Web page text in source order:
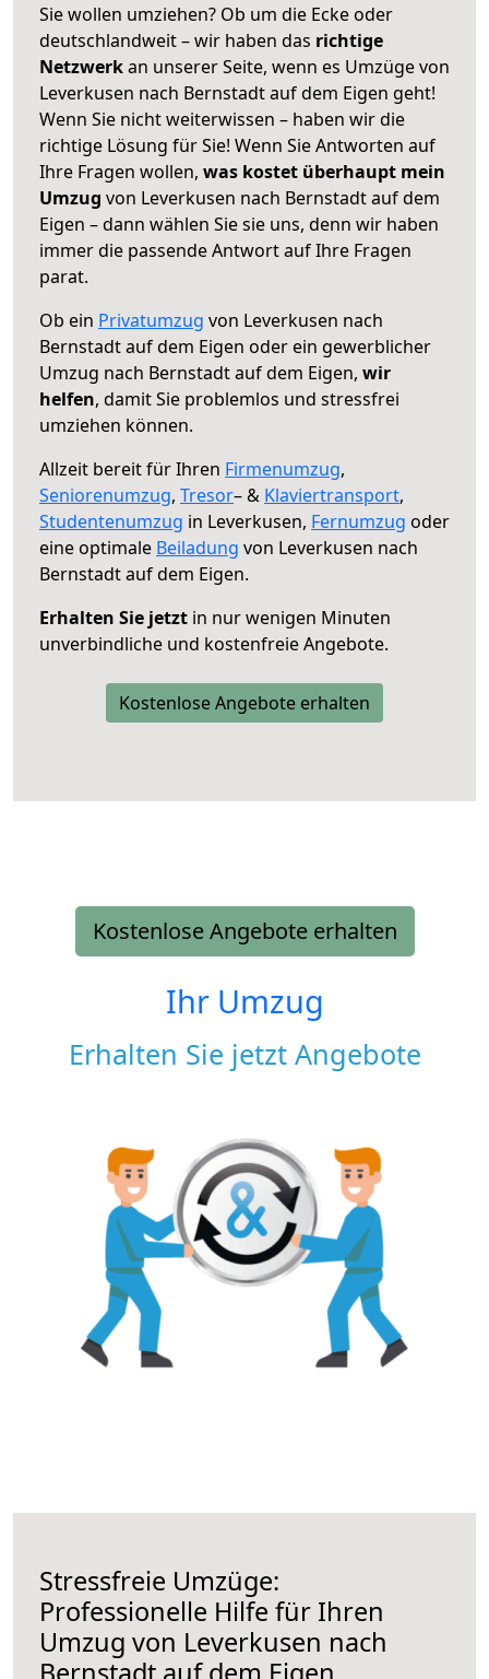
Sie wollen umziehen? Ob um die Ecke oder
deutschlandweit – wir haben das richtige
Netzwerkan unserer Seite, wenn es Umzüge von
Leverkusen nach Bernstadt auf dem Eigen geht!
Wenn Sie nicht weiterwissen – haben wir die
richtige Lösung für Sie! Wenn Sie Antworten auf
Ihre Fragen wollen, was kostet überhaupt mein
Umzug von Leverkusen nach Bernstadt auf dem
Eigen – dann wählen Sie sie uns, denn wir haben
immer die passende Antwort auf Ihre Fragen
parat.
Ob ein Privatumzug von Leverkusen nach
Bernstadt auf dem Eigen oder ein gewerblicher
Umzug nach Bernstadt auf dem Eigen, wir
helfen, damit Sie problemlos und stressfrei
umziehen können.
Allzeit bereit für Ihren Firmenumzug,
Seniorenumzug, Tresor– & Klaviertransport,
Studentenumzug in Leverkusen, Fernumzug oder
eine optimale Beiladung von Leverkusen nach
Bernstadt auf dem Eigen.
Erhalten Sie jetzt in nur wenigen Minuten
unverbindliche und kostenfreie Angebote.
Kostenlose Angebote erhalten
Kostenlose Angebote erhalten
Ihr Umzug
Erhalten Sie jetzt Angebote
Stressfreie Umzüge:
Professionelle Hilfe für Ihren
Umzug von Leverkusen nach